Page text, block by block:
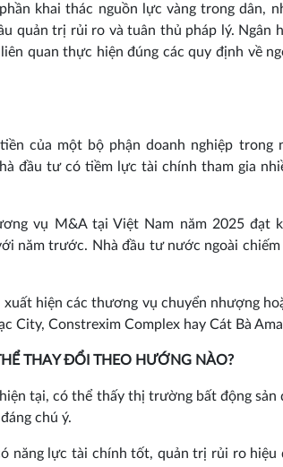
khai thác nguồn lực vàng trong dân,
quản trị rủi ro và tuân thủ pháp lý. Ngân
quan thực hiện đúng các quy định về
của một bộ phận doanh nghiệp trong
đầu tư có tiềm lực tài chính tham gia
vụ M&A tại Việt Nam năm 2025 đạt
năm trước. Nhà đầu tư nước ngoài
xuất hiện các thương vụ chuyển nhượng
City, Constrexim Complex hay Cát Bà
THAY ĐỔI THEO HƯỚNG NÀO?
tại, có thể thấy thị trường bất động sản
chú ý.
năng lực tài chính tốt, quản trị rủi ro hiệu